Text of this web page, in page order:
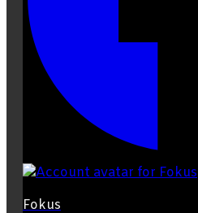
Fokus